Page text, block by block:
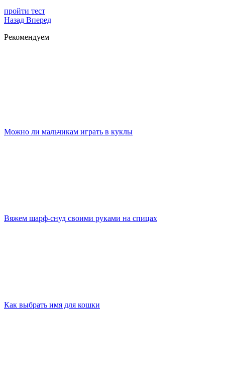
пройти тест
Назад Вперед
Рекомендуем
Можно ли мальчикам играть в куклы
Вяжем шарф-снуд своими руками на спицах
Как выбрать имя для кошки